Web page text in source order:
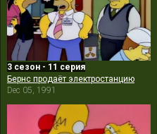
3 сезон - 11 серия
Бернс продаёт электростанцию
Dec 05, 1991